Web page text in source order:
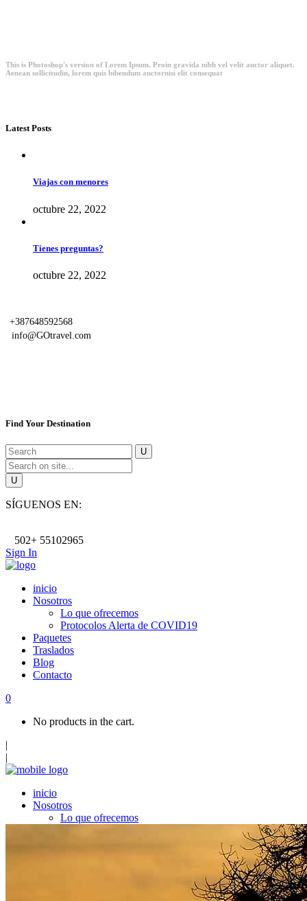
This is Photoshop's version of Lorem Ipsum. Proin gravida nibh vel velit auctor aliquet.
Aenean sollicitudin, lorem quis bibendum auctornisi elit consequat
Latest Posts
Viajas con menores
octubre 22, 2022
Tienes preguntas?
octubre 22, 2022
+387648592568
info@GOtravel.com
Find Your Destination
SÍGUENOS EN:
502+ 55102965
Sign In
inicio
Nosotros
Lo que ofrecemos
Protocolos Alerta de COVID19
Paquetes
Traslados
Blog
Contacto
0
No products in the cart.
|
|
inicio
Nosotros
Lo que ofrecemos